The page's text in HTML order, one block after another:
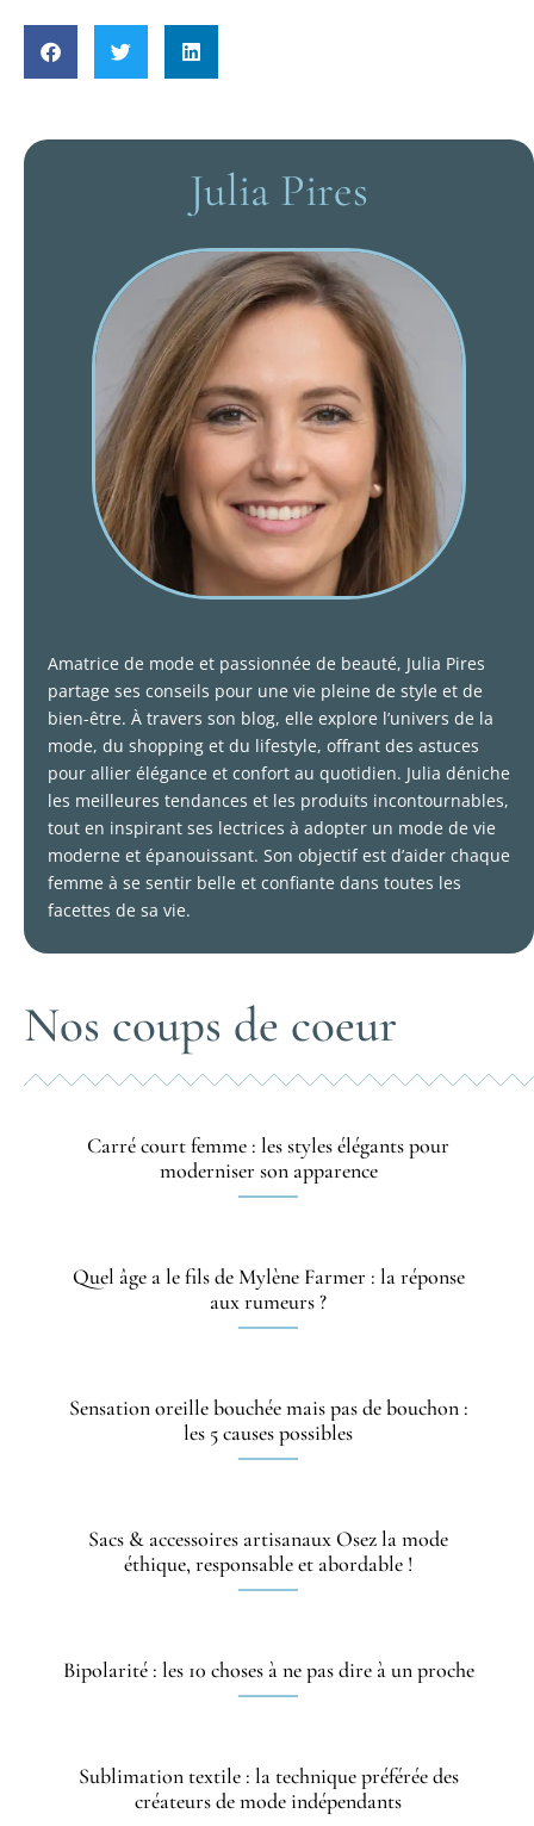
Julia Pires
Amatrice de mode et passionnée de beauté, Julia Pires
partage ses conseils pour une vie pleine de style et de
bien-être. À travers son blog, elle explore l’univers de la
mode, du shopping et du lifestyle, offrant des astuces
pour allier élégance et confort au quotidien. Julia déniche
les meilleures tendances et les produits incontournables,
tout en inspirant ses lectrices à adopter un mode de vie
moderne et épanouissant. Son objectif est d’aider chaque
femme à se sentir belle et confiante dans toutes les
facettes de sa vie.
Nos coups de coeur
Carré court femme : les styles élégants pour
moderniser son apparence
Quel âge a le fils de Mylène Farmer : la réponse
aux rumeurs ?
Sensation oreille bouchée mais pas de bouchon :
les 5 causes possibles
Sacs & accessoires artisanaux Osez la mode
éthique, responsable et abordable !
Bipolarité : les 10 choses à ne pas dire à un proche
Sublimation textile : la technique préférée des
créateurs de mode indépendants